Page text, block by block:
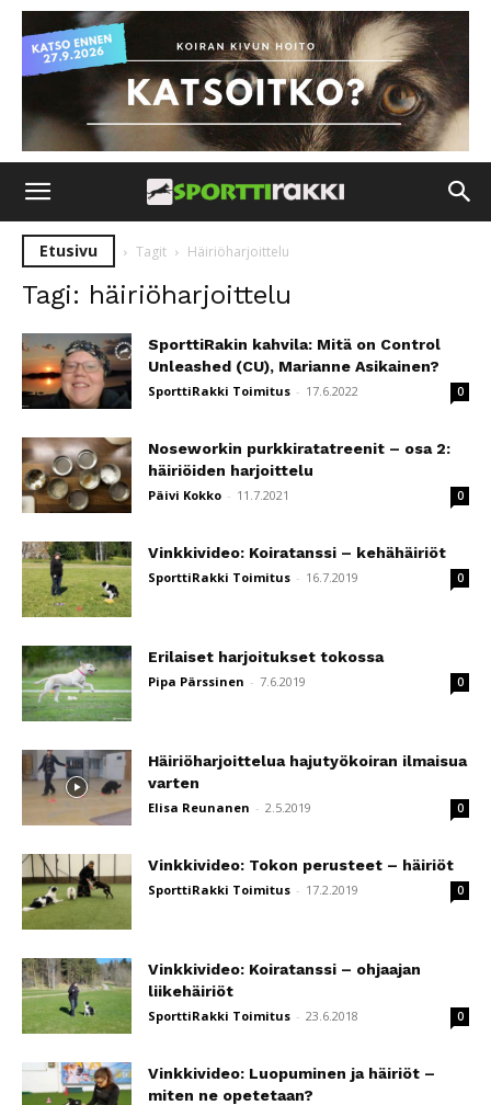
Etusivu Tagit Häiriöharjoittelu
Tagi: häiriöharjoittelu
SporttiRakin kahvila: Mitä on Control
Unleashed (CU), Marianne Asikainen?
SporttiRakki Toimitus - 17.6.2022 0
Noseworkin purkkiratatreenit – osa 2:
häiriöiden harjoittelu
Päivi Kokko - 11.7.2021 0
Vinkkivideo: Koiratanssi – kehähäiriöt
SporttiRakki Toimitus - 16.7.2019 0
Erilaiset harjoitukset tokossa
Pipa Pärssinen - 7.6.2019 0
Häiriöharjoittelua hajutyökoiran ilmaisua
varten
Elisa Reunanen - 2.5.2019 0
Vinkkivideo: Tokon perusteet – häiriöt
SporttiRakki Toimitus - 17.2.2019 0
Vinkkivideo: Koiratanssi – ohjaajan
liikehäiriöt
SporttiRakki Toimitus - 23.6.2018 0
Vinkkivideo: Luopuminen ja häiriöt –
miten ne opetetaan?